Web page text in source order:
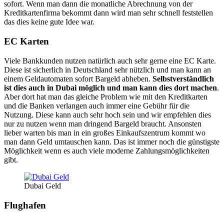
sofort. Wenn man dann die monatliche Abrechnung von der
Kreditkartenfirma bekommt dann wird man sehr schnell feststellen
das dies keine gute Idee war.
EC Karten
Viele Bankkunden nutzen natürlich auch sehr gerne eine EC Karte.
Diese ist sicherlich in Deutschland sehr nützlich und man kann an
einem Geldautomaten sofort Bargeld abheben. Selbstverständlich
ist dies auch in Dubai möglich und man kann dies dort machen.
Aber dort hat man das gleiche Problem wie mit den Kreditkarten
und die Banken verlangen auch immer eine Gebühr für die
Nutzung. Diese kann auch sehr hoch sein und wir empfehlen dies
nur zu nutzen wenn man dringend Bargeld braucht. Ansonsten
lieber warten bis man in ein großes Einkaufszentrum kommt wo
man dann Geld umtauschen kann. Das ist immer noch die günstigste
Möglichkeit wenn es auch viele moderne Zahlungsmöglichkeiten
gibt.
Dubai Geld
Flughafen